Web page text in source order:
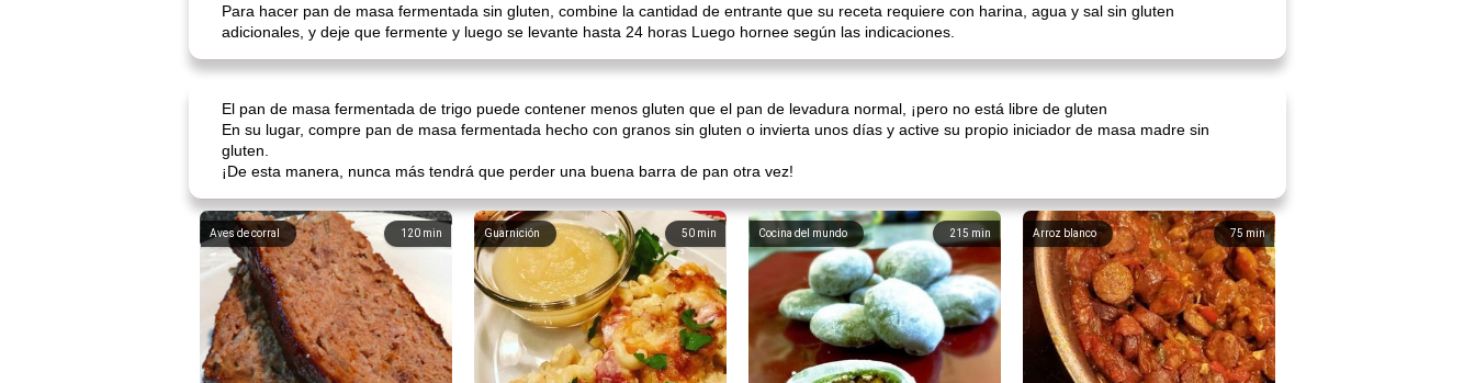
Para hacer pan de masa fermentada sin gluten, combine la cantidad de entrante que su receta requiere con harina, agua y sal sin gluten
adicionales, y deje que fermente y luego se levante hasta 24 horas Luego hornee según las indicaciones.
El pan de masa fermentada de trigo puede contener menos gluten que el pan de levadura normal, ¡pero no está libre de gluten
En su lugar, compre pan de masa fermentada hecho con granos sin gluten o invierta unos días y active su propio iniciador de masa madre sin
gluten.
¡De esta manera, nunca más tendrá que perder una buena barra de pan otra vez!
120 min
Aves de corral 50 min
Guarnición 215 min
Cocina del mundo 75 min
Arroz blanco